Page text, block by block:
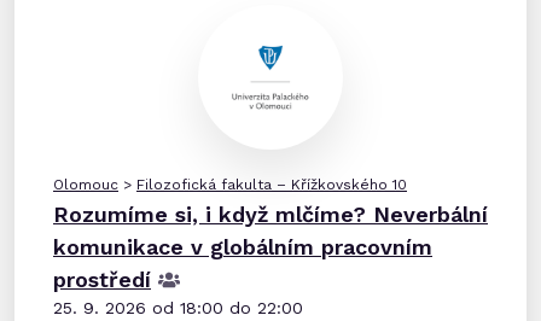
Olomouc > Filozofická fakulta – Křížkovského 10
Rozumíme si, i když mlčíme? Neverbální
komunikace v globálním pracovním
prostředí
25. 9. 2026 od 18:00 do 22:00